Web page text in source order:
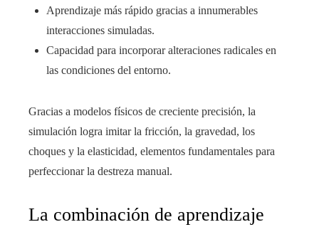
Aprendizaje más rápido gracias a innumerables
interacciones simuladas.
Capacidad para incorporar alteraciones radicales en
las condiciones del entorno.
Gracias a modelos físicos de creciente precisión, la
simulación logra imitar la fricción, la gravedad, los
choques y la elasticidad, elementos fundamentales para
perfeccionar la destreza manual.
La combinación de aprendizaje